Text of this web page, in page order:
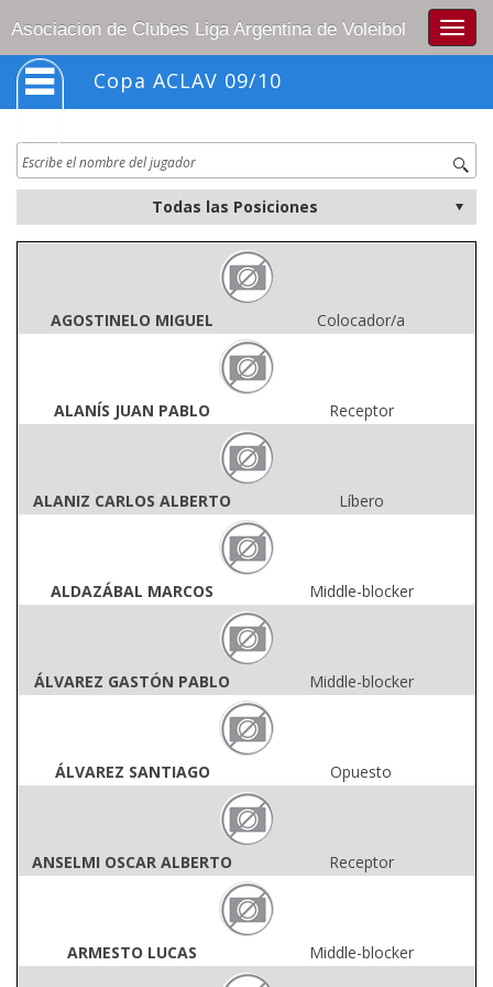
Asociacion de Clubes Liga Argentina de Voleibol
Copa ACLAV 09/10
AGOSTINELO MIGUEL Colocador/a
ALANÍS JUAN PABLO Receptor
ALANIZ CARLOS ALBERTO Líbero
ALDAZÁBAL MARCOS Middle-blocker
ÁLVAREZ GASTÓN PABLO Middle-blocker
ÁLVAREZ SANTIAGO Opuesto
ANSELMI OSCAR ALBERTO Receptor
ARMESTO LUCAS Middle-blocker